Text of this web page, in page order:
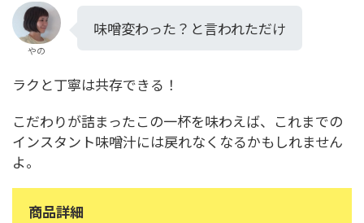
やの
味噌変わった？と言われただけ
ラクと丁寧は共存できる！
こだわりが詰まったこの一杯を味わえば、これまでの
インスタント味噌汁には戻れなくなるかもしれません
よ。
商品詳細